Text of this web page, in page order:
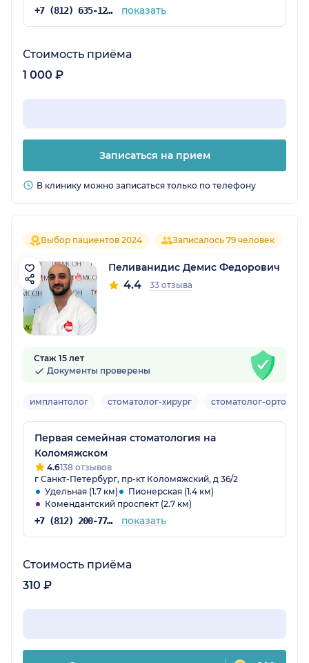
+7 (812) 635-12-85 показать
Стоимость приёма
1 000 ₽
Записаться на прием
В клинику можно записаться только по телефону
Выбор пациентов 2024 Записалось 79 человек
Пеливанидис Демис Федорович
4.4 33 отзыва
Стаж 15 лет
Документы проверены
имплантолог стоматолог-хирург стоматолог-ортопед
Первая семейная стоматология на
Коломяжском
4.6138 отзывов
г Санкт-Петербург, пр-кт Коломяжский, д 36/2
Удельная (1.7 км)
Пионерская (1.4 км)
Комендантский проспект (2.7 км)
+7 (812) 200-77-54 показать
Стоимость приёма
310 ₽